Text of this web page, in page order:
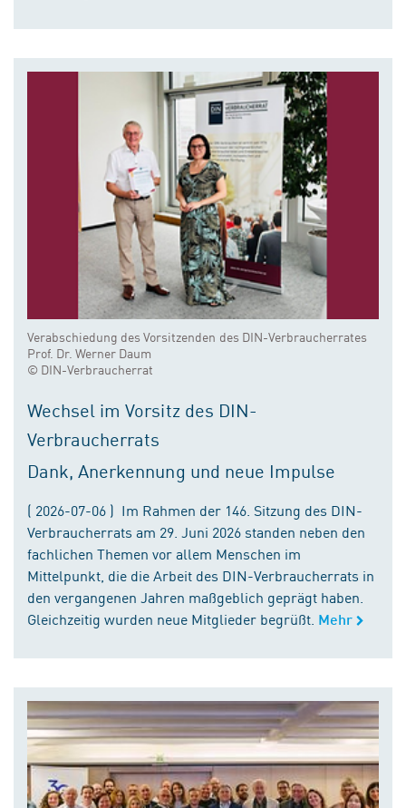
Verabschiedung des Vorsitzenden des DIN-Verbraucherrates
Prof. Dr. Werner Daum
© DIN-Verbraucherrat
Wechsel im Vorsitz des DIN-
Verbraucherrats
Dank, Anerkennung und neue Impulse
( 2026-07-06 ) Im Rahmen der 146. Sitzung des DIN-
Verbraucherrats am 29. Juni 2026 standen neben den
fachlichen Themen vor allem Menschen im
Mittelpunkt, die die Arbeit des DIN-Verbraucherrats in
den vergangenen Jahren maßgeblich geprägt haben.
Gleichzeitig wurden neue Mitglieder begrüßt. Mehr